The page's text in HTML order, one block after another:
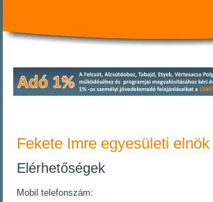
Fekete Imre egyesületi elnök
Elérhetőségek
Mobil telefonszám: